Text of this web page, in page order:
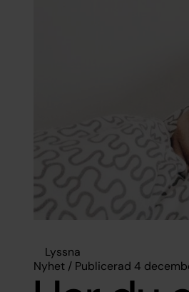
Lyssna
Nyhet / Publicerad 4